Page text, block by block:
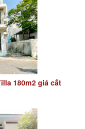
180m2 giá cắt